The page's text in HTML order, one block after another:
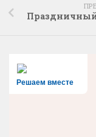
Решаем вместе